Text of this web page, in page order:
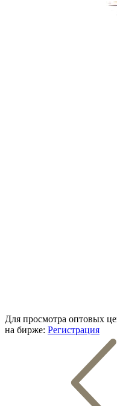
Для просмотра оптовых
на бирже: Регистрация